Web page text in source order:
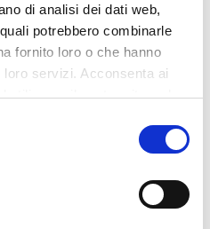
di analisi dei dati web,
potrebbero combinarle
fornito loro o che hanno
servizi. Acconsenta ai
utilizzare il nostro sito web.